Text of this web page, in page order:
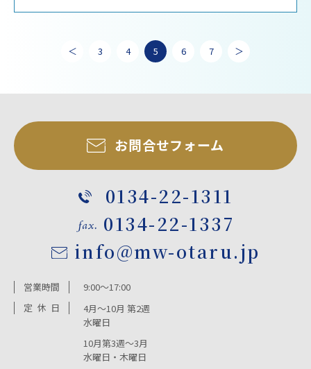
＜ 3 4 5 6 7 ＞
お問合せフォーム
0134-22-1311
0134-22-1337
info@mw-otaru.jp
営業時間
9:00～17:00
定 休 日
4月～10月 第2週
水曜日
10月第3週～3月
水曜日・木曜日